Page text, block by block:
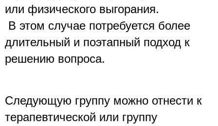
или физического выгорания.
В этом случае потребуется более
длительный и поэтапный подход к
решению вопроса.
Следующую группу можно отнести к
терапевтической или группу